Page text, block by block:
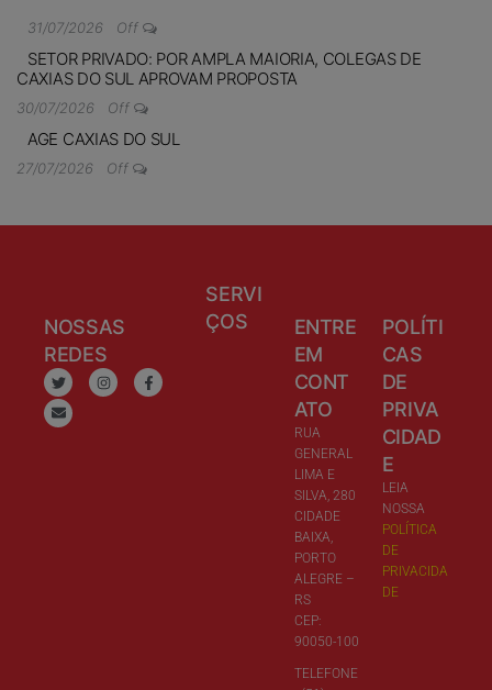
31/07/2026 Off
SETOR PRIVADO: POR AMPLA MAIORIA, COLEGAS DE
CAXIAS DO SUL APROVAM PROPOSTA
30/07/2026 Off
AGE CAXIAS DO SUL
27/07/2026 Off
NOSSAS
REDES
SERVI
ÇOS
ENTRE
EM
CONT
ATO
RUA
GENERAL
LIMA E
SILVA, 280
CIDADE
BAIXA,
PORTO
ALEGRE –
RS
CEP:
90050-100
TELEFONE
POLÍTI
CAS
DE
PRIVA
CIDAD
E
LEIA
NOSSA
POLÍTICA
DE
PRIVACIDA
DE